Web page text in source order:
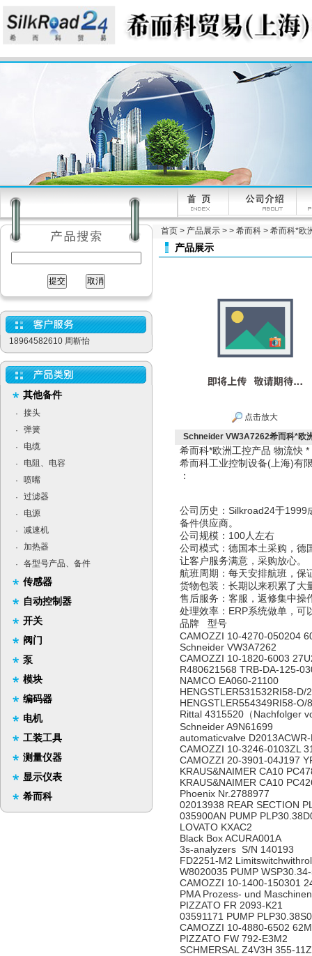
18964582610 周靳怡
其他备件
·
接头
·
弹簧
·
电缆
·
电阻、电容
·
喷嘴
·
过滤器
·
电源
·
减速机
·
加热器
·
各型号产品、备件
传感器
自动控制器
开关
阀门
泵
模块
编码器
电机
工装工具
测量仪器
显示仪表
希而科
首页 > 产品展示 > > 希而科 > 希而科*欧
产品展示
点击放大
Schneider VW3A7262希而科*欧
希而科*欧洲工控产品 物流
希而科工业控制设备(上海)
：
公司历史：Silkroad24于1999
备件供应商。
公司规模：100人左右
公司模式：德国本土采购，德
让客户服务满意，采购放心。
航班周期：每天安排航班，保
货物包装：长期以来积累了大
售后服务：客服，返修集中操
处理效率：ERP系统做单，可
品牌 型号
CAMOZZI 10-4270-050204
Schneider VW3A7262
CAMOZZI 10-1820-6003
R480621568 TRB-DA-125-
NAMCO EA060-21100
HENGSTLER531532RI58-
HENGSTLER554349RI58-
Rittal 4315520（Nachfolger
Schneider A9N61699
automaticvalve
CAMOZZI 10-3246-0103ZL
CAMOZZI 20-3901-04J197
KRAUS&NAIMER CA10
KRAUS&NAIMER CA10
Phoenix Nr.2788977
02013938 REAR SECTION
035900AN PUMP
LOVATO KXAC2
Black Box ACURA001A
3s-analyzers S/N 140193
FD2251-M2
W8020035 PUMP
CAMOZZI 10-1400-150301
PMA Prozess- und
PIZZATO FR 2093-K21
03591171 PUMP
CAMOZZI 10-4880-6502
PIZZATO FW 792-E3M2
SCHMERSAL Z4V3H 355-